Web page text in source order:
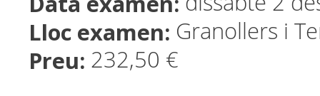
Lloc examen: Granollers i
Preu: 232,50 €